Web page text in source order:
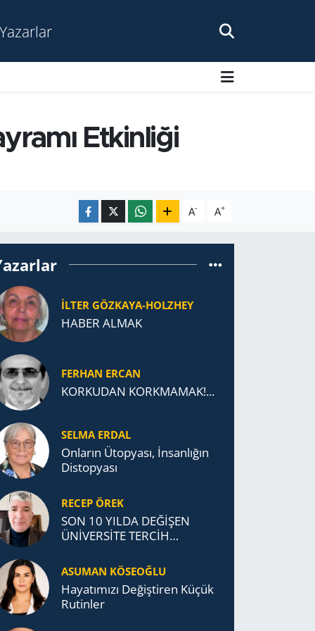
Yazarlar
Etkinliği
A- A+
İLTER GÖZKAYA-HOLZHEY
HABER ALMAK
FERHAN ERCAN
KORKUDAN KORKMAMAK!...
SELMA ERDAL
Onların Ütopyası, İnsanlığın
Distopyası
RECEP ÖREK
SON 10 YILDA DEĞİŞEN
ÜNİVERSİTE TERCİH
ASUMAN KÖSEOĞLU
Ha­ya­tı­mı­zı De­ğiş­ti­ren Küçük
Ru­tin­ler